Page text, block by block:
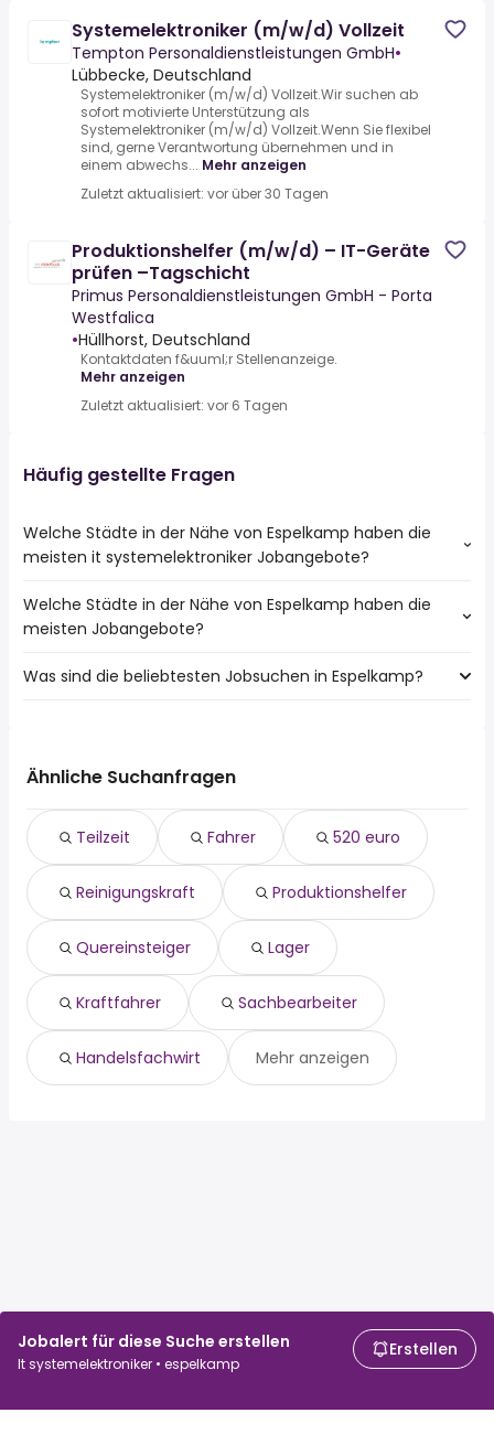
Jobalert für diese Suche erstellen
It systemelektroniker • espelkamp
Erstellen
Systemelektroniker (m/w/d) Vollzeit
Tempton Personaldienstleistungen GmbH•
Lübbecke, Deutschland
Systemelektroniker (m/w/d) Vollzeit.Wir suchen ab
sofort motivierte Unterstützung als
Systemelektroniker (m/w/d) Vollzeit.Wenn Sie flexibel
sind, gerne Verantwortung übernehmen und in
einem abwechs... Mehr anzeigen
Zuletzt aktualisiert: vor über 30 Tagen
Produktionshelfer (m/w/d) – IT-Geräte
prüfen –Tagschicht
Primus Personaldienstleistungen GmbH - Porta
Westfalica
•Hüllhorst, Deutschland
Kontaktdaten f&uuml;r Stellenanzeige.
Mehr anzeigen
Zuletzt aktualisiert: vor 6 Tagen
Häufig gestellte Fragen
Welche Städte in der Nähe von Espelkamp haben die
meisten it systemelektroniker Jobangebote?
Städte in der Nähe von Espelkamp mit den meisten it
systemelektroniker Jobs:
Herford
Hiddenhausen
Welche Städte in der Nähe von Espelkamp haben die
meisten Jobangebote?
10 Städte in der Nähe von Espelkamp mit den meisten
Bad Salzuflen
Porta Westfalica
Petershagen
Hiddenhausen
Vlotho
Stemwede
Was sind die beliebtesten Jobsuchen in Espelkamp?
fahrer
reinigungskraft
produktionshelfer
quereinsteiger
lager
kraftfahrer
sachbearbeiter
Ähnliche Suchanfragen
Teilzeit Fahrer 520 euro
Reinigungskraft Produktionshelfer
Quereinsteiger Lager
Kraftfahrer Sachbearbeiter
Handelsfachwirt Mehr anzeigen